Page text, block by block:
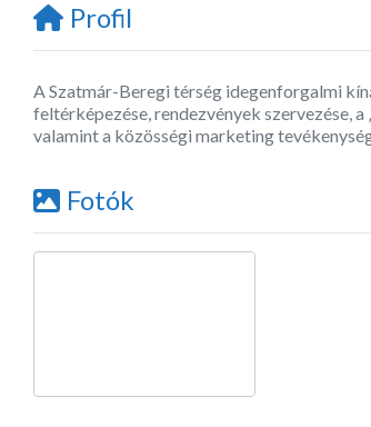
Profil
A Szatmár-Beregi térség idegenforgalmi
feltérképezése, rendezvények szervezése,
valamint a közösségi marketing
Fotók